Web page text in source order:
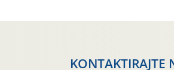
KONTAKTIRAJTE